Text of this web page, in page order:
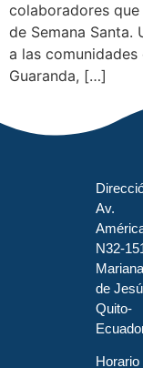
colaboradores
de Semana
a las comunidades
Guaranda, […]
Av.
N32-
Mariana
de
Quito-
Horario